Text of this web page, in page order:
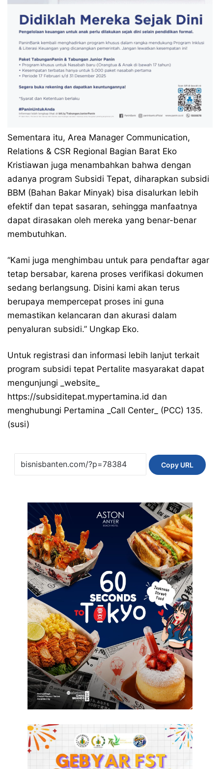
Sementara itu, Area Manager Communication,
Relations & CSR Regional Bagian Barat Eko
Kristiawan juga menambahkan bahwa dengan
adanya program Subsidi Tepat, diharapkan subsidi
BBM (Bahan Bakar Minyak) bisa disalurkan lebih
efektif dan tepat sasaran, sehingga manfaatnya
dapat dirasakan oleh mereka yang benar-benar
membutuhkan.
“Kami juga menghimbau untuk para pendaftar agar
tetap bersabar, karena proses verifikasi dokumen
sedang berlangsung. Disini kami akan terus
berupaya mempercepat proses ini guna
memastikan kelancaran dan akurasi dalam
penyaluran subsidi.” Ungkap Eko.
Untuk registrasi dan informasi lebih lanjut terkait
program subsidi tepat Pertalite masyarakat dapat
mengunjungi _website_
https://subsiditepat.mypertamina.id dan
menghubungi Pertamina _Call Center_ (PCC) 135.
(susi)
Copy URL